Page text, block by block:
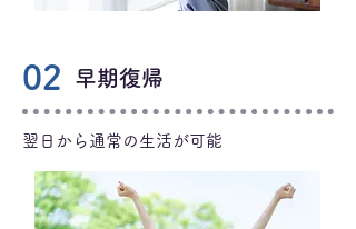
02 早期復帰
翌日から通常の生活が可能